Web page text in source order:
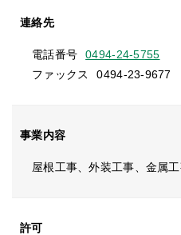
連絡先
電話番号
0494-24-5755
ファックス
0494-23-9677
事業内容
屋根工事、外装工事、金属
許可